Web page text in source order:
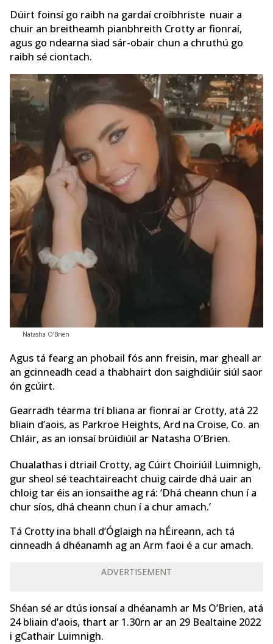
Dúirt foinsí go raibh na gardaí croíbhriste nuair a
chuir an breitheamh pianbhreith Crotty ar fionraí,
agus go ndearna siad sár-obair chun a chruthú go
raibh sé ciontach.
Natasha O’Brien
Agus tá fearg an phobail fós ann freisin, mar gheall ar
an gcinneadh cead a thabhairt don saighdiúir siúl saor
ón gcúirt.
Gearradh téarma trí bliana ar fionraí ar Crotty, atá 22
bliain d’aois, as Parkroe Heights, Ard na Croise, Co. an
Chláir, as an ionsaí brúidiúil ar Natasha O’Brien.
Chualathas i dtriail Crotty, ag Cúirt Choiriúil Luimnigh,
gur sheol sé teachtaireacht chuig cairde dhá uair an
chloig tar éis an ionsaithe ag rá: ‘Dhá cheann chun í a
chur síos, dhá cheann chun í a chur amach.’
Tá Crotty ina bhall d’Óglaigh na hÉireann, ach tá
cinneadh á dhéanamh ag an Arm faoi é a cur amach.
ADVERTISEMENT
Shéan sé ar dtús ionsaí a dhéanamh ar Ms O’Brien, atá
24 bliain d’aois, thart ar 1.30rn ar an 29 Bealtaine 2022
i gCathair Luimnigh.